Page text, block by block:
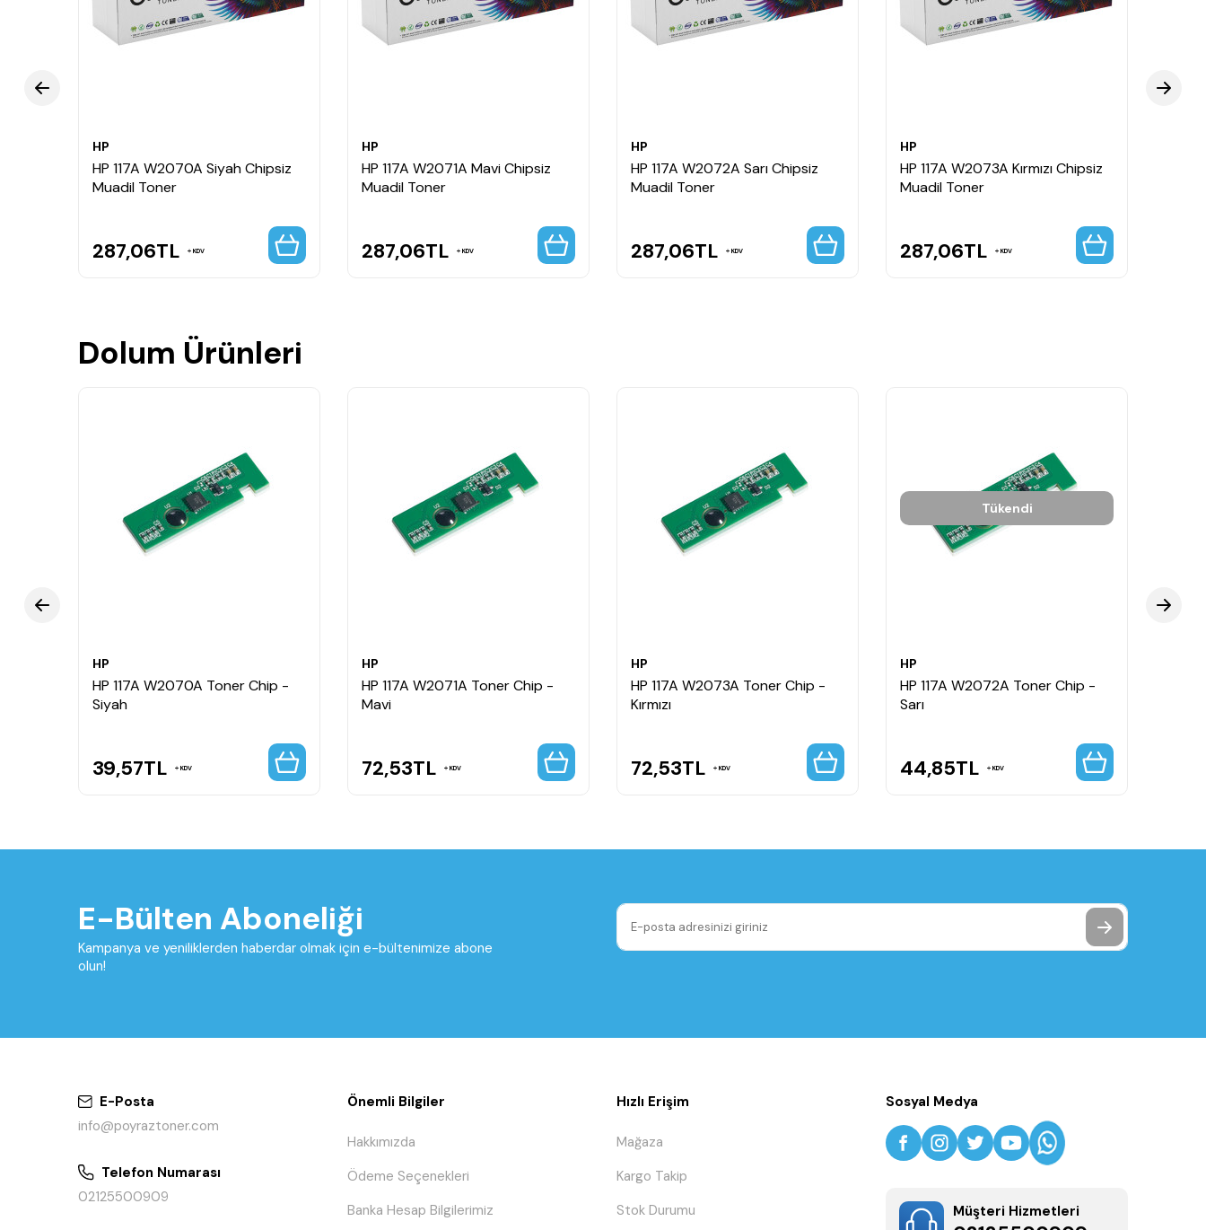
HP
HP 117A W2070A Siyah Chipsiz
Muadil Toner
287,06TL KDV
HP
HP 117A W2071A Mavi Chipsiz
Muadil Toner
287,06TL KDV
HP
HP 117A W2072A Sarı Chipsiz
Muadil Toner
287,06TL KDV
HP
HP 117A W2073A Kırmızı Chipsiz
Muadil Toner
287,06TL KDV
Dolum Ürünleri
HP
HP 117A W2070A Toner Chip -
Siyah
39,57TL KDV
HP
HP 117A W2071A Toner Chip -
Mavi
72,53TL KDV
HP
HP 117A W2073A Toner Chip -
Kırmızı
72,53TL KDV
Tükendi
HP
HP 117A W2072A Toner Chip -
Sarı
44,85TL KDV
E-Bülten Aboneliği
Kampanya ve yeniliklerden haberdar olmak için e-bültenimize abone
olun!
E-Posta
info@poyraztoner.com
Telefon Numarası
02125500909
Önemli Bilgiler
Hakkımızda
Ödeme Seçenekleri
Banka Hesap Bilgilerimiz
Hızlı Erişim
Mağaza
Kargo Takip
Stok Durumu
Sosyal Medya
Müşteri Hizmetleri